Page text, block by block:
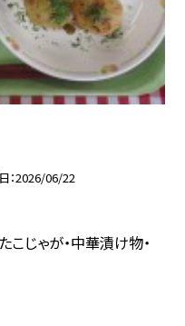
2026/06/22
こじゃが・中華漬け物・